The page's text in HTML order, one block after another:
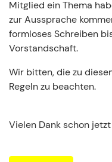
Mitglied ein Thema
zur Aussprache
formloses Schreiben
Vorstandschaft.
Wir bitten, die zu
Regeln zu beachten.
Vielen Dank schon